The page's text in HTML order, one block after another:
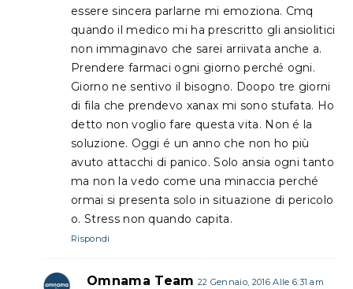
essere sincera parlarne mi emoziona. Cmq
quando il medico mi ha prescritto gli ansiolitici
non immaginavo che sarei arriivata anche a.
Prendere farmaci ogni giorno perché ogni.
Giorno ne sentivo il bisogno. Doopo tre giorni
di fila che prendevo xanax mi sono stufata. Ho
detto non voglio fare questa vita. Non é la
soluzione. Oggi é un anno che non ho più
avuto attacchi di panico. Solo ansia ogni tanto
ma non la vedo come una minaccia perché
ormai si presenta solo in situazione di pericolo
o. Stress non quando capita.
Rispondi
Omnama Team 22 Gennaio, 2016 Alle 6:31 am